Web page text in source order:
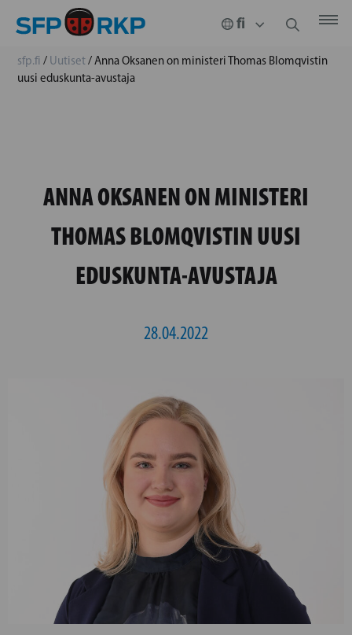
sfp.fi / Uutiset/Anna Oksanen on ministeri Thomas Blomqvistin
uusi eduskunta-avustaja
ANNA OKSANEN ON MINISTERI
THOMAS BLOMQVISTIN UUSI
EDUSKUNTA-AVUSTAJA
28.04.2022